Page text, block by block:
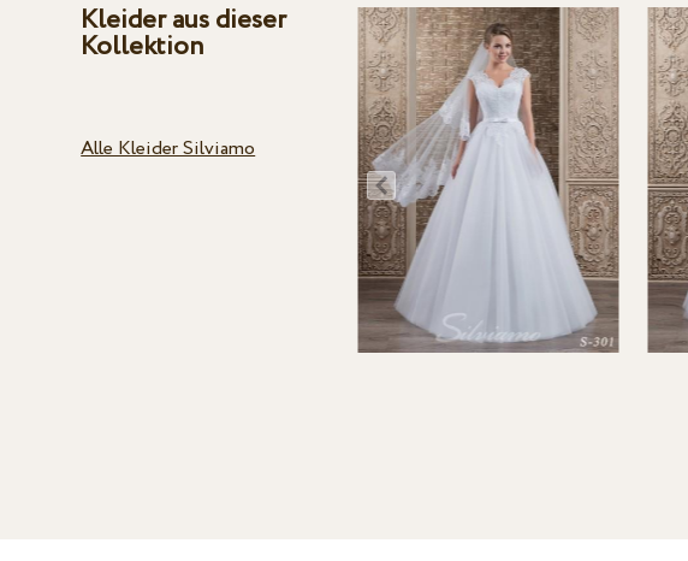
Kleider aus dieser
Kollektion
Alle Kleider Silviamo